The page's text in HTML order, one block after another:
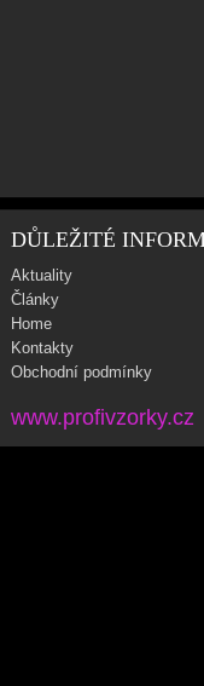
DŮLEŽITÉ
Aktuality
Články
Home
Kontakty
Obchodní podmínky
www.profivzorky.cz